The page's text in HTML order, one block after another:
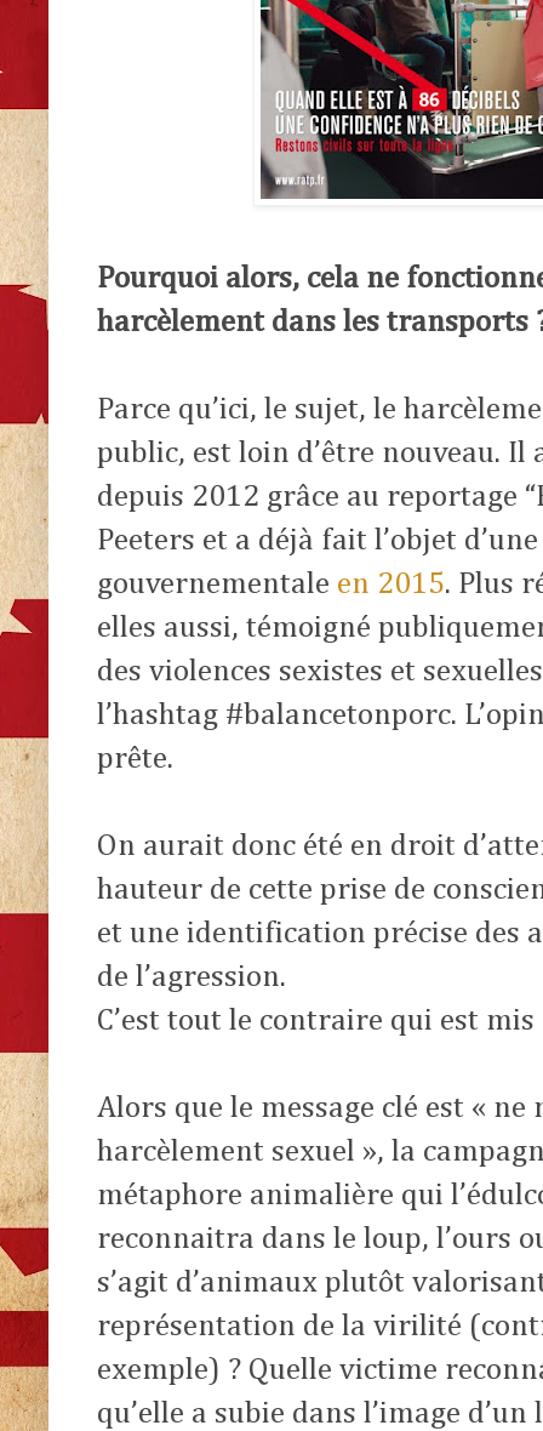
Pourquoi alors, cela ne
harcèlement dans les transports
Parce qu’ici, le sujet, le
public, est loin d’être nouveau. Il
depuis 2012 grâce au reportage
Peeters et a déjà fait l’objet
gouvernementale en 2015. Plus
elles aussi, témoigné
des violences sexistes et
l’hashtag #balancetonporc.
prête.
On aurait donc été en droit
hauteur de cette prise de
et une identification précise des
de l’agression.
C’est tout le contraire qui est
Alors que le message clé est «
harcèlement sexuel », la
métaphore animalière qui
reconnaitra dans le loup, l’ours
s’agit d’animaux plutôt
représentation de la virilité
exemple) ? Quelle victime
qu’elle a subie dans l’image